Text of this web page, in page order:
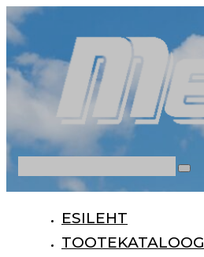
ESILEHT
TOOTEKATALOOG